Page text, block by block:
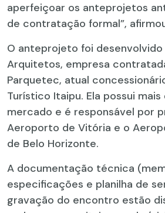
aperfeiçoar os anteprojetos
de contratação formal”,
O anteprojeto foi
Arquitetos, empresa
Parquetec, atual
Turístico Itaipu. Ela possui mais
mercado e é responsável por
Aeroporto de Vitória e o
de Belo Horizonte.
A documentação técnica
especificações e planilha de
gravação do encontro estão